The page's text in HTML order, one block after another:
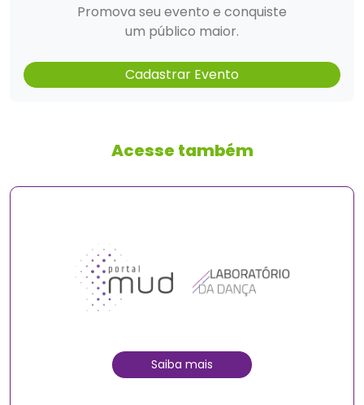
Promova seu evento e conquiste
um público maior.
Cadastrar Evento
Acesse também
Saiba mais